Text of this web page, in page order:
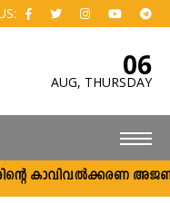
06
AUG, THURSDAY
കാവിവല്‍ക്കരണ